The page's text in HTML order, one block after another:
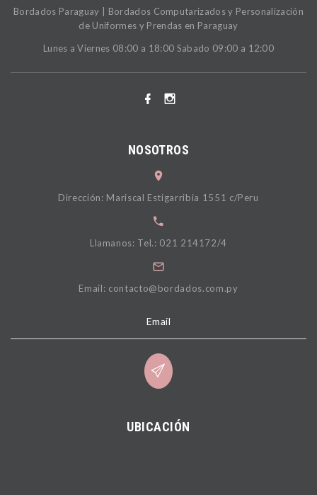
Bordados Paraguay | Bordados Computarizados y Personalización
de Uniformes y Prendas en Paraguay
Lunes a Viernes 08:00 a 18:00 Sabado 09:00 a 12:00
NOSOTROS
Dirección: Mariscal Estigarribia 1551 c/Peru
Llamanos: Tel.: 021 214172/4
Email: contacto@bordados.com.py
Email
UBICACIÓN